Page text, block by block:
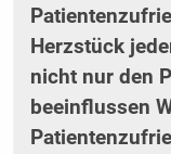
Herzstück
nicht nur den
beeinflussen